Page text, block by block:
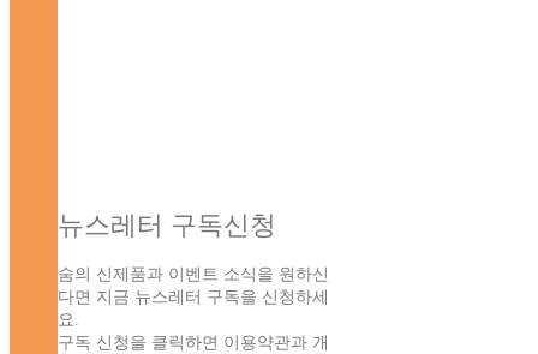
뉴스레터 구독신청
숨의 신제품과 이벤트 소식을 원하신
다면 지금 뉴스레터 구독을 신청하세
요.
구독 신청을 클릭하면 이용약관과 개